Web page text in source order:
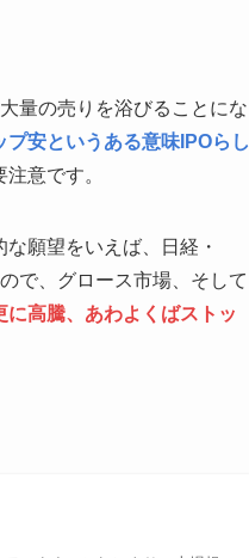
量の売りを浴びることにな
安というある意味IPOらし
意です。
願望をいえば、日経・
で、グロース市場、そして
高騰、あわよくばストッ